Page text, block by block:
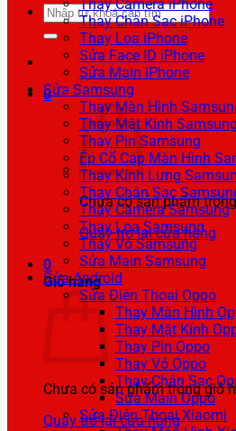
Tìm
kiếm:
0
Chưa có sản phẩm
Quay trở lại cửa hàng
0
Giỏ hàng
Chưa có sản phẩm trong giỏ
Quay trở lại cửa hàng
Thay Camera iPhone
Thay Chân Sạc iPhone
Thay Loa iPhone
Sửa Face ID iPhone
Sửa Main iPhone
Sửa Samsung
Thay Màn Hình
Thay Mặt Kính Samsung
Thay Pin Samsung
Ép Cổ Cáp Màn Hình
Thay Kính Lưng
Thay Chân Sạc
Thay Camera Samsung
Thay Loa Samsung
Thay Vỏ Samsung
Sửa Main Samsung
Sửa Android
Sửa Điện Thoại Oppo
Thay Màn Hình
Thay Mặt Kính
Thay Pin Oppo
Thay Vỏ Oppo
Thay Chân Sạc
Sửa Main Oppo
Sửa Điện Thoại Xiaomi